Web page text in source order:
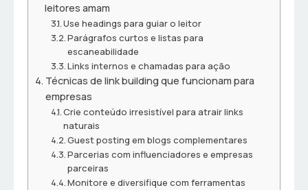
leitores amam
Use headings para guiar o leitor
Parágrafos curtos e listas para
escaneabilidade
Links internos e chamadas para ação
Técnicas de link building que funcionam para
empresas
Crie conteúdo irresistível para atrair links
naturais
Guest posting em blogs complementares
Parcerias com influenciadores e empresas
parceiras
Monitore e diversifique com ferramentas